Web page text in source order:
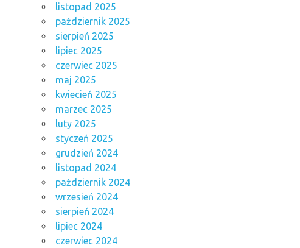
listopad 2025
październik 2025
sierpień 2025
lipiec 2025
czerwiec 2025
maj 2025
kwiecień 2025
marzec 2025
luty 2025
styczeń 2025
grudzień 2024
listopad 2024
październik 2024
wrzesień 2024
sierpień 2024
lipiec 2024
czerwiec 2024